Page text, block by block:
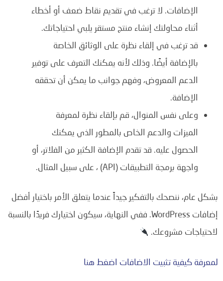
الإضافات. لا ترغب في تقديم نقاط ضعف أو أخطاء
أثناء محاولتك إنشاء منتج مستقر يلبي احتياجاتك.
قد ترغب في إلقاء نظرة على الوثائق الخاصة
بالإضافة أيضًا. وذلك لأنه يمكنك التعرف على توفير
الدعم المعروض، وفهم جوانب ما يمكن أن تحققه
الإضافة.
وعلى نفس المنوال، قم بإلقاء نظرة لمعرفة
الميزات والدعم الخاص بالمطور الذي يمكنك
الحصول عليه. قد تقدم الإضافة الكثير من الفلاتر، أو
واجهة برمجة التطبيقات (API) ، على سبيل المثال.
بشكل عام، ننصحك بالتفكير جيداً عندما يتعلق الأمر باختيار أفضل
إضافات WordPress. ففي النهاية، سيكون اختيارك فريدًا بالنسبة
لاحتياجات مشروعك.
لمعرفة كيفية تثبيت الاضافات اضغط هنا